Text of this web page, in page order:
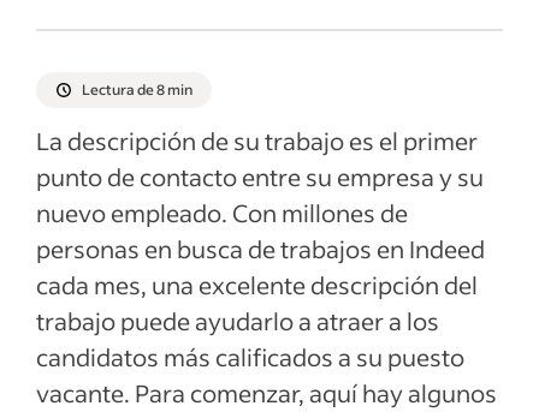
Resumen del trabajo de Enfermera
Responsabilidades y Deberes de
Enfermera
Calificaciones y habilidades de Enfermera
Ejemplos de descripciones del empleo
Ver más
Lectura de 8 min
La descripción de su trabajo es el primer
punto de contacto entre su empresa y su
nuevo empleado. Con millones de
personas en busca de trabajos en Indeed
cada mes, una excelente descripción del
trabajo puede ayudarlo a atraer a los
candidatos más calificados a su puesto
vacante. Para comenzar, aquí hay algunos